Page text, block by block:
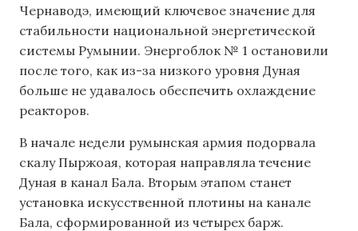
Чернаводэ, имеющий ключевое значение для
стабильности национальной энергетической
системы Румынии. Энергоблок № 1 остановили
после того, как из-за низкого уровня Дуная
больше не удавалось обеспечить охлаждение
реакторов.
В начале недели румынская армия подорвала
скалу Пыржоая, которая направляла течение
Дуная в канал Бала. Вторым этапом станет
установка искусственной плотины на канале
Бала, сформированной из четырех барж.